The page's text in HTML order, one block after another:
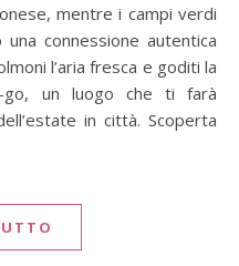
mentre i campi verdi
connessione autentica
l’aria fresca e goditi la
go, un luogo che ti farà
in città. Scoperta